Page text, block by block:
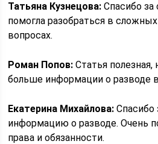
Татьяна Кузнецова: Спасибо
помогла разобраться в
вопросах.
Роман Попов: Статья полезная,
больше информации о разводе
Екатерина Михайлова: Спасибо
информацию о разводе. Очень
права и обязанности.